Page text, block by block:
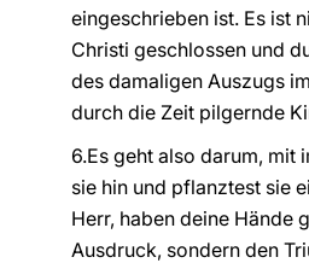
eingeschrieben ist. Es ist
Christi geschlossen und
des damaligen Auszugs
durch die Zeit pilgernde
6.Es geht also darum, mit
sie hin und pflanztest sie
Herr, haben deine Hände
Ausdruck, sondern den